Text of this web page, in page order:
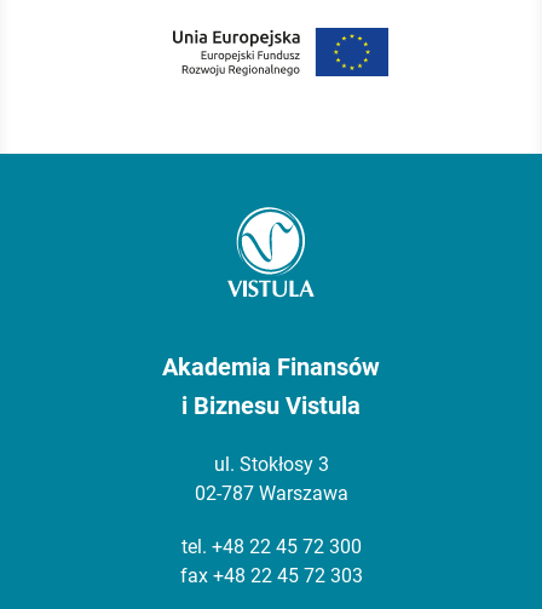
Akademia Finansów
i Biznesu Vistula
ul. Stokłosy 3
02-787 Warszawa
tel. +48 22 45 72 300
fax +48 22 45 72 303